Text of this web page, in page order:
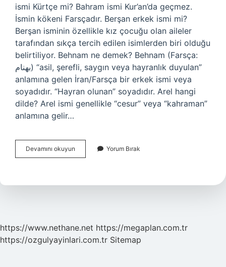
ismi Kürtçe mi? Bahram ismi Kur’an’da geçmez.
İsmin kökeni Farsçadır. Berşan erkek ismi mi?
Berşan isminin özellikle kız çocuğu olan aileler
tarafından sıkça tercih edilen isimlerden biri olduğu
belirtiliyor. Behnam ne demek? Behnam (Farsça:
بهنام‎) “asil, şerefli, saygın veya hayranlık duyulan”
anlamına gelen İran/Farsça bir erkek ismi veya
soyadıdır. “Hayran olunan” soyadıdır. Arel hangi
dilde? Arel ismi genellikle “cesur” veya “kahraman”
anlamına gelir…
Devamını okuyun
Erkek
Yorum Bırak
https://www.nethane.net https://megaplan.com.tr
https://ozgulyayinlari.com.tr Sitemap